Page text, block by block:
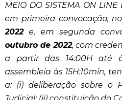
MEIO DO SISTEMA ON LINE
em primeira convocação,
2022e, em segunda
outubro de 2022, com
a partir das 14:00H até
assembleia às 15H:10min,
a: (i) deliberação sobre o